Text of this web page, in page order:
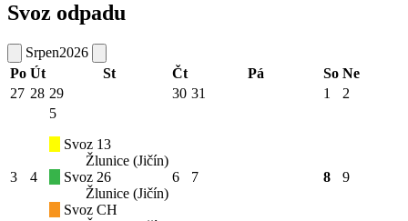
Svoz odpadu
Srpen2026
Po Út St Čt Pá So Ne
27 28 29 30 31 1 2
3 4
5
Svoz 13
Žlunice (Jičín)
Svoz 26
Žlunice (Jičín)
Svoz CH
6 7 8 9